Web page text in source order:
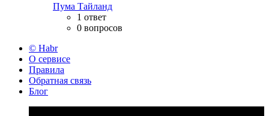
Пума Тайланд
1 ответ
0 вопросов
© Habr
О сервисе
Правила
Обратная связь
Блог